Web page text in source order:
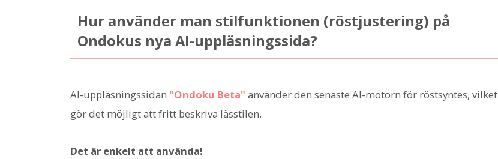
Hur använder man stilfunktionen (röstjustering) på
Ondokus nya AI-uppläsningssida?
AI-uppläsningssidan "Ondoku Beta" använder den senaste AI-motorn för röstsyntes, vilket
gör det möjligt att fritt beskriva lässtilen.
Det är enkelt att använda!